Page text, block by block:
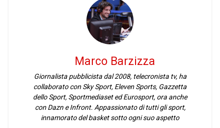
Marco Barzizza
Giornalista pubblicista dal 2008, telecronista tv, ha
collaborato con Sky Sport, Eleven Sports, Gazzetta
dello Sport, Sportmediaset ed Eurosport, ora anche
con Dazn e Infront. Appassionato di tutti gli sport,
innamorato del basket sotto ogni suo aspetto